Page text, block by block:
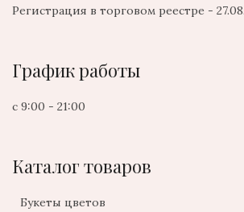
Регистрация в торговом реестре -
График работы
с 9:00 - 21:00
Каталог товаров
Букеты цветов